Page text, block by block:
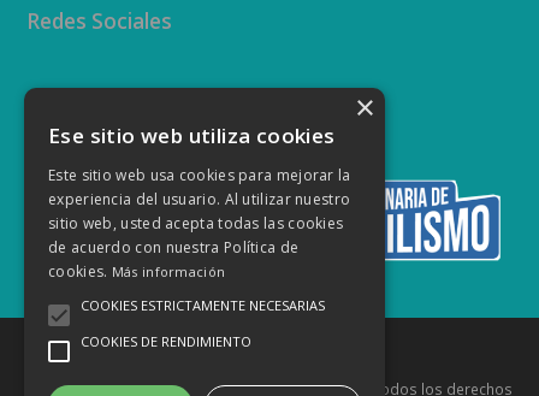
Redes Sociales
Twitter
Facebook
Instagram
YouTube
CopyrightFederación Canaria de Automovilismo - Todos los derechos
×
Ese sitio web utiliza cookies
Este sitio web usa cookies para mejorar la
experiencia del usuario. Al utilizar nuestro
sitio web, usted acepta todas las cookies
de acuerdo con nuestra Política de
cookies. Más información
COOKIES ESTRICTAMENTE NECESARIAS
COOKIES DE RENDIMIENTO